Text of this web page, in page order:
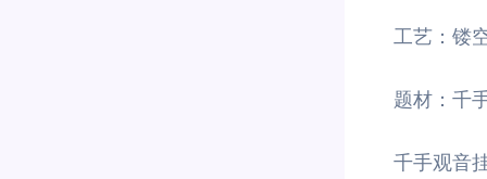
工艺：镂
题材：千
千手观音